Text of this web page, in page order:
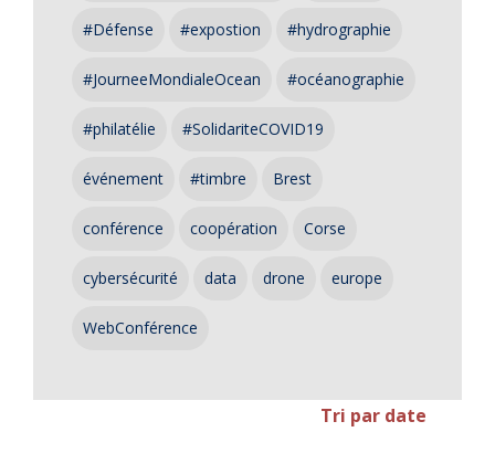
#Défense #expostion #hydrographie
#JourneeMondialeOcean #océanographie
#philatélie #SolidariteCOVID19
événement #timbre Brest
conférence coopération Corse
cybersécurité data drone europe
WebConférence
Tri par date